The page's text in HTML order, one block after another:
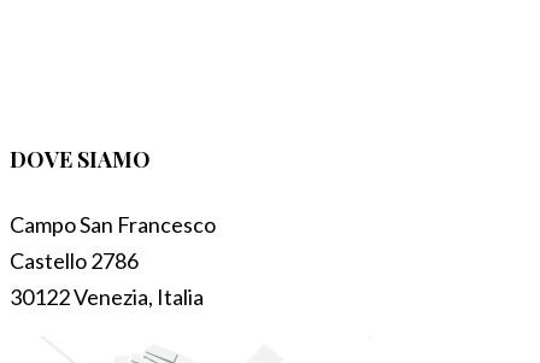
DOVE SIAMO
Campo San Francesco
Castello 2786
30122 Venezia, Italia